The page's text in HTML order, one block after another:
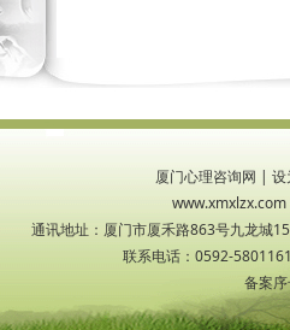
厦门心理咨询网 | 设
通讯地址：厦门市厦禾路863号九龙城
联系电话：0592-
备案